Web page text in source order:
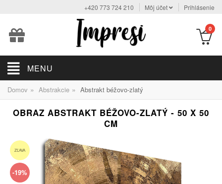
+420 773 724 210 Môj účet Prihlásenie
0
MENU
Domov » Abstrakcie » Abstrakt béžovo-zlatý
OBRAZ ABSTRAKT BÉŽOVO-ZLATÝ - 50 X 50
CM
ZĽAVA
-19%